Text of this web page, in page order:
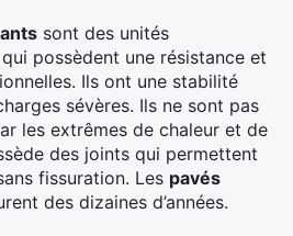
sont des unités
possèdent une résistance et
Ils ont une stabilité
sévères. Ils ne sont pas
les extrêmes de chaleur et de
des joints qui permettent
fissuration. Les pavés
des dizaines d’années.